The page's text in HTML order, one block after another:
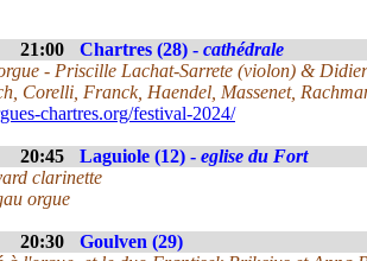
21:00 Chartres (28) - cathédrale
- Priscille Lachat-Sarrete (violon) &
Corelli, Franck, Haendel, Massenet,
chartres.org/festival-2024/
20:45 Laguiole (12) - eglise du Fort
clarinette
orgue
20:30
Goulven (29)